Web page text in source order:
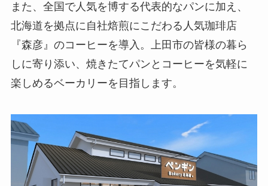
また、全国で人気を博する代表的なパンに加え、
北海道を拠点に自社焙煎にこだわる人気珈琲店
『森彦』のコーヒーを導入。上田市の皆様の暮ら
しに寄り添い、焼きたてパンとコーヒーを気軽に
楽しめるベーカリーを目指します。